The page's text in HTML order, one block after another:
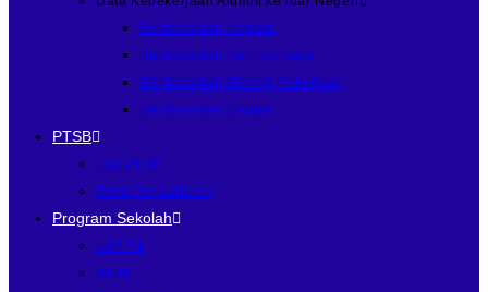
Berdasarkan Negara
Berdasarkan Kontrak Kerja
Berdasarkan Bidang Pekerjaan
Berdasarkan Gender
PTSB
Info PTSB
Form Pendaftaran
Program Sekolah
LSP P1
P5BK